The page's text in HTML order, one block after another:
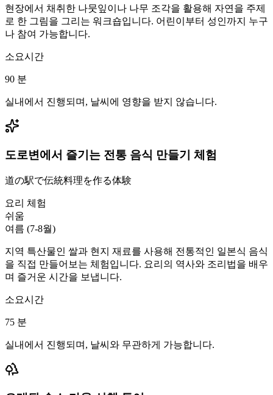
현장에서 채취한 나뭇잎이나 나무 조각을 활용해 자연을 주제
로 한 그림을 그리는 워크숍입니다. 어린이부터 성인까지 누구
나 참여 가능합니다.
소요시간
90 분
실내에서 진행되며, 날씨에 영향을 받지 않습니다.
도로변에서 즐기는 전통 음식 만들기 체험
道の駅で伝統料理を作る体験
요리 체험
쉬움
여름 (7-8월)
지역 특산물인 쌀과 현지 재료를 사용해 전통적인 일본식 음식
을 직접 만들어보는 체험입니다. 요리의 역사와 조리법을 배우
며 즐거운 시간을 보냅니다.
소요시간
75 분
실내에서 진행되며, 날씨와 무관하게 가능합니다.